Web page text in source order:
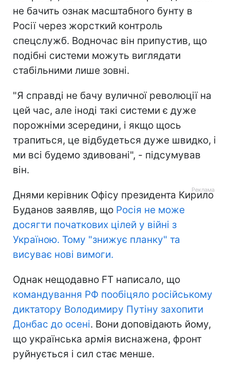
не бачить ознак масштабного бунту в
Росії через жорсткий контроль
спецслужб. Водночас він припустив, що
подібні системи можуть виглядати
стабільними лише зовні.
"Я справді не бачу вуличної революції на
цей час, але іноді такі системи є дуже
порожніми зсередини, і якщо щось
трапиться, це відбудеться дуже швидко, і
ми всі будемо здивовані", - підсумував
він.
Днями керівник Офісу президента Кирило
Буданов заявляв, що Росія не може
досягти початкових цілей у війні з
Україною. Тому "знижує планку" та
висуває нові вимоги.
Однак нещодавно FT написало, що
командування РФ пообіцяло російському
диктатору Володимиру Путіну захопити
Донбас до осені. Вони доповідають йому,
що українська армія виснажена, фронт
руйнується і сил стає менше.